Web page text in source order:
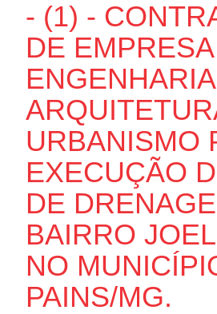
- (1) -
DE
URBANISMO
EXECUÇÃO
DE
BAIRRO
NO
PAINS/MG.